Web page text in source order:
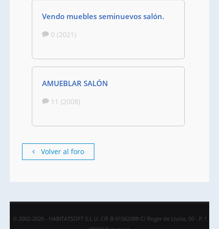
Vendo muebles seminuevos salón.
0 (2021)
AMUEBLAR SALÓN
11 (2008)
Volver al foro
© 2002-2026 - HABITATSOFT S.L.U. CIF B-61562088 C/ Roger de Lluria, 50 - P.1